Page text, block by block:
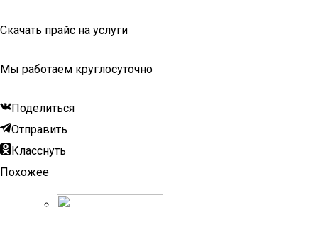
Скачать прайс на услуги
Мы работаем круглосуточно
Поделиться
Отправить
Класснуть
Похожее